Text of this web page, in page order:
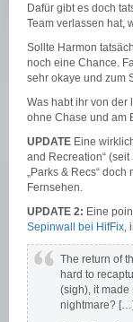
Dafür gibt es doch
Team verlassen hat,
Sollte Harmon
noch eine Chance.
sehr okaye und zum
Was habt ihr von der
ohne Chase und am
UPDATE Eine
and Recreation“
„Parks & Recs“
Fernsehen.
UPDATE 2: Eine
Sepinwall bei HifFix,
The return of
hard to
(sigh), it made
nightmare? […]